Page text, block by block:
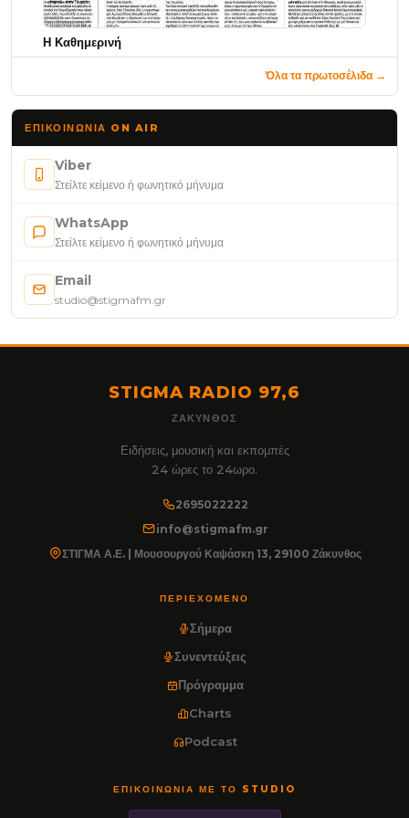
Η Καθημερινή
Όλα τα πρωτοσέλιδα →
ΕΠΙΚΟΙΝΩΝΊΑ ON AIR
Viber
Στείλτε κείμενο ή φωνητικό μήνυμα
WhatsApp
Στείλτε κείμενο ή φωνητικό μήνυμα
Email
studio@stigmafm.gr
STIGMA RADIO 97,6
ΖΆΚΥΝΘΟΣ
Ειδήσεις, μουσική και εκπομπές
24 ώρες το 24ωρο.
2695022222
info@stigmafm.gr
ΣΤΙΓΜΑ Α.Ε. | Μουσουργού Καψάσκη 13, 29100 Ζάκυνθος
ΠΕΡΙΕΧΌΜΕΝΟ
Σήμερα
Συνεντεύξεις
Πρόγραμμα
Charts
Podcast
ΕΠΙΚΟΙΝΩΝΊΑ ΜΕ ΤΟ STUDIO